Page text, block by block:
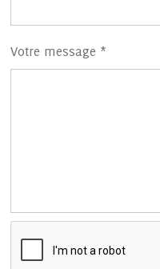
Votre message *